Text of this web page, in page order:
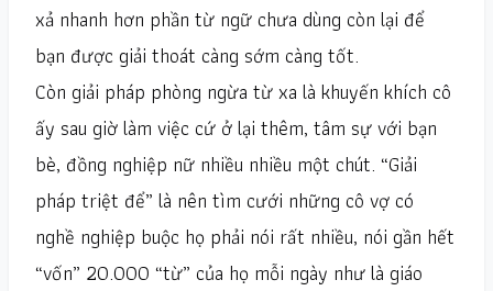
xả nhanh hơn phần từ ngữ chưa dùng còn lại để
bạn được giải thoát càng sớm càng tốt.
Còn giải pháp phòng ngừa từ xa là khuyến khích cô
ấy sau giờ làm việc cứ ở lại thêm, tâm sự với bạn
bè, đồng nghiệp nữ nhiều nhiều một chút. “Giải
pháp triệt để” là nên tìm cưới những cô vợ có
nghề nghiệp buộc họ phải nói rất nhiều, nói gần hết
“vốn” 20.000 “từ” của họ mỗi ngày như là giáo